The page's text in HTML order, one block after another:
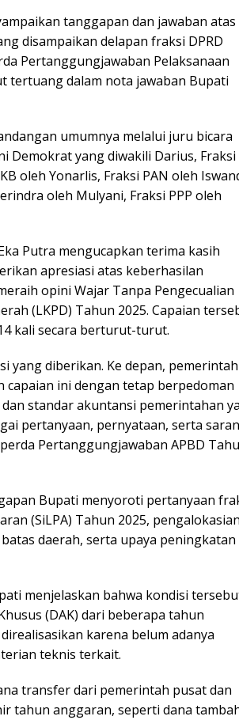
tanggapan dan jawaban atas
disampaikan delapan fraksi DPRD
Pertanggungjawaban Pelaksanaan
tertuang dalam nota jawaban Bupati
umumnya melalui juru bicara
Demokrat yang diwakili Darius, Fraksi
oleh Yonarlis, Fraksi PAN oleh
oleh Mulyani, Fraksi PPP oleh
Putra mengucapkan terima kasih
apresiasi atas keberhasilan
opini Wajar Tanpa Pengecualian
(LKPD) Tahun 2025. Capaian
kali secara berturut-turut.
yang diberikan. Ke depan, pemerintah
ini dengan tetap berpedoman
standar akuntansi pemerintahan
pertanyaan, pernyataan, serta saran
Pertanggungjawaban APBD
Bupati menyoroti pertanyaan
(SiLPA) Tahun 2025, pengalokasian
daerah, serta upaya peningkatan
menjelaskan bahwa kondisi
(DAK) dari beberapa tahun
karena belum adanya
teknis terkait.
transfer dari pemerintah pusat dan
tahun anggaran, seperti dana